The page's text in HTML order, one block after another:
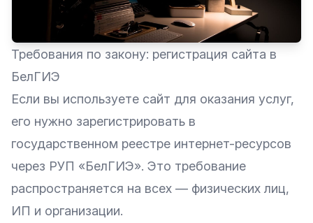
Требования по закону: регистрация сайта в
БелГИЭ
Если вы используете сайт для оказания услуг,
его нужно зарегистрировать в
государственном реестре интернет-ресурсов
через РУП «БелГИЭ». Это требование
распространяется на всех — физических лиц,
ИП и организации.